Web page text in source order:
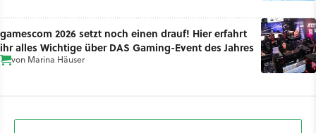
gamescom 2026 setzt noch einen drauf! Hier erfahrt
ihr alles Wichtige über DAS Gaming-Event des Jahres
von Marina Häuser